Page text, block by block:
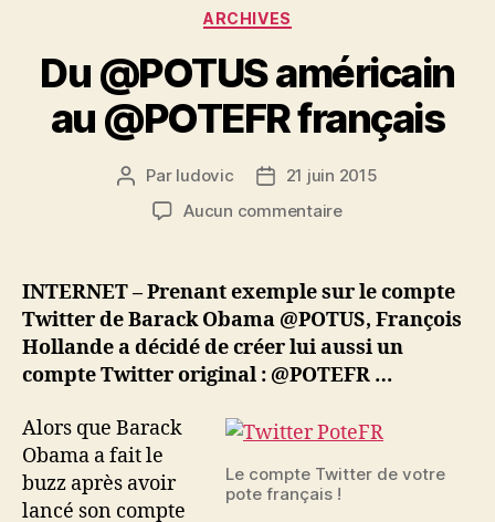
Catégories
ARCHIVES
Du @POTUS américain
au @POTEFR français
Auteur
l’article
Par ludovic
Date21 juin 2015
Aucun commentairesur
américain
au
@POTEFR
français
INTERNET – Prenant exemple sur le compte
Twitter de Barack Obama @POTUS, François
Hollande a décidé de créer lui aussi un
compte Twitter original : @POTEFR …
Le compte Twitter de votre
pote français !
Alors que Barack
Obama a fait le
buzz après avoir
lancé son compte